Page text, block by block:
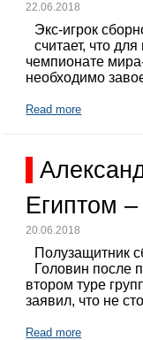
22.06.2018
Экс-игрок
считает, что
чемпионате
необходимо
Read more
Египтом
20.06.2018
Полузащитник
Головин после
втором туре
заявил, что не
Read more